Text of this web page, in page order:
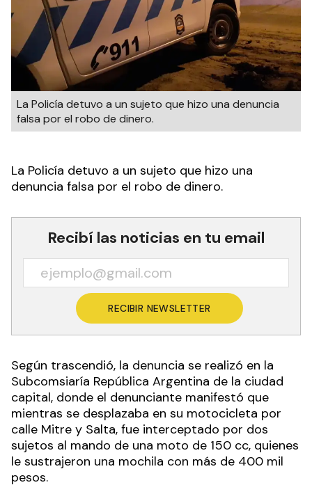
La Policía detuvo a un sujeto que hizo una denuncia
falsa por el robo de dinero.
La Policía detuvo a un sujeto que hizo una
denuncia falsa por el robo de dinero.
Recibí las noticias en tu email
RECIBIR NEWSLETTER
Según trascendió, la denuncia se realizó en la
Subcomsiaría República Argentina de la ciudad
capital, donde el denunciante manifestó que
mientras se desplazaba en su motocicleta por
calle Mitre y Salta, fue interceptado por dos
sujetos al mando de una moto de 150 cc, quienes
le sustrajeron una mochila con más de 400 mil
pesos.